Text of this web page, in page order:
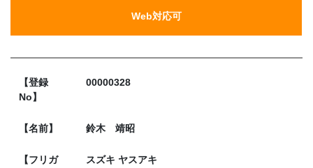
Web対応可
【登録
No】
00000328
【名前】 鈴木 靖昭
【フリガ
スズキ ヤスアキ